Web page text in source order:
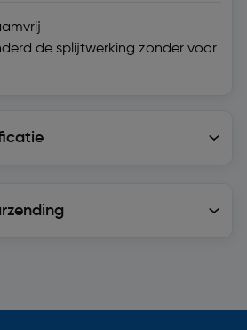
de splijtwerking zonder voor